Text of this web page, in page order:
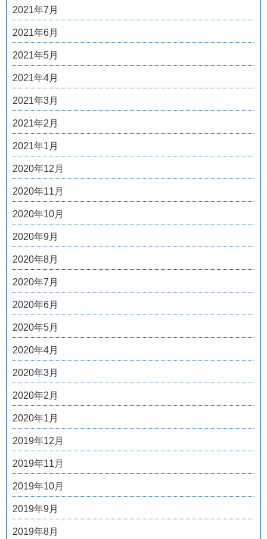
2021年7月
2021年6月
2021年5月
2021年4月
2021年3月
2021年2月
2021年1月
2020年12月
2020年11月
2020年10月
2020年9月
2020年8月
2020年7月
2020年6月
2020年5月
2020年4月
2020年3月
2020年2月
2020年1月
2019年12月
2019年11月
2019年10月
2019年9月
2019年8月